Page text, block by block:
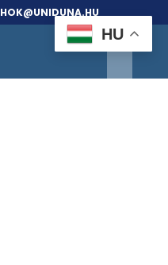
HOK@UNIDUNA.HU
HU